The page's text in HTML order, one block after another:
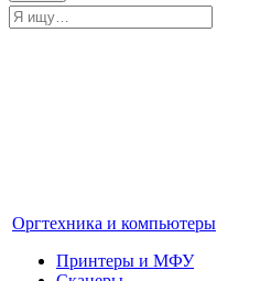
Оргтехника и компьютеры
Принтеры и МФУ